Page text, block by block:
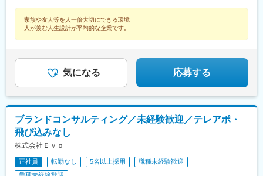
山陽女学園前駅、球場前駅(高知県)、大江橋駅、宇都宮駅東口駅
駅(三重県)、三瀬谷駅、南鳥海駅、鶴岡駅、赤湯駅、奈古駅、日野
駅(滋賀県)、堅田駅、近江長岡駅、十文字駅、扇田駅、三ツ境駅、
公園駅、蛍池駅、津久見駅、松浦駅、石橋駅(長崎県)、上田駅、小
作駅、和泉多摩川駅、井荻駅、阿波山川駅、石井駅(徳島県)、南小
松島駅、ゆいの杜東駅、高久駅、五位堂駅、富雄駅、西加積駅、
東野尻駅、ハーモニーホール駅、遠賀川駅、行橋駅、糸島高校前
駅、保原駅、会津若松駅、原ノ町駅、山陽網干駅、三木駅(神戸電
鉄線)、南小樽駅、稲積公園駅、苫小牧駅、和歌山港駅、淀屋橋
駅、大山駅(東京都)、モレラ岐阜駅、千歳駅(北海道)、卸町駅(宮城
県)、伏屋駅、吉塚駅、伊予三島駅、友部駅、花崎駅、偕楽園駅、
守谷駅、ゆめみ野駅、北春日部駅、上星川駅、善行駅、三崎口
駅、内宿駅、柏の葉キャンパス駅、岩瀬駅、古河駅、鶴瀬駅、東
武動物公園駅、上板橋駅、本厚木駅、亀戸水神駅、東千葉駅、高
家族や友人等を人一倍大切にできる環境
人が羨む人生設計が平均的な企業です。
気になる 応募する
ブランドコンサルティング／未経験歓迎／テレアポ・
飛び込みなし
株式会社Ｅｖｏ
正社員 転勤なし 5名以上採用
職種未経験歓迎